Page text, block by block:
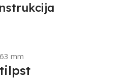
mm